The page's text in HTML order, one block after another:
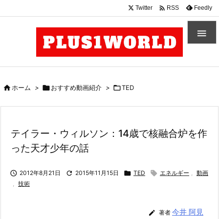

Twitter  RSS Feedly
ホーム > おすすめ動画紹介 > TED
テイラー・ウィルソン：14歳で核融合炉を作
った天才少年の話
 2012年8月21日  2015年11月15日  TED  エネルギー , 動画
, 技術
 著者 今井 阿見